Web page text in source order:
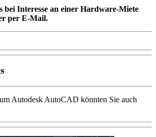
bei Interesse an einer Hardware-Miete
per E-Mail.
Autodesk AutoCAD könnten Sie auch